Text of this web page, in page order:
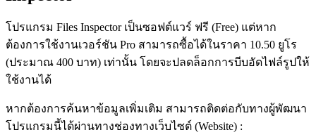
โปรแกรม Files Inspector เป็นซอฟต์แวร์ ฟรี (Free) แต่หาก
ต้องการใช้งานเวอร์ชัน Pro สามารถซื้อได้ในราคา 10.50 ยูโร
(ประมาณ 400 บาท) เท่านั้น โดยจะปลดล็อกการบีบอัดไฟล์รูปให้
ใช้งานได้
หากต้องการค้นหาข้อมูลเพิ่มเติม สามารถติดต่อกับทางผู้พัฒนา
โปรแกรมนี้ได้ผ่านทางช่องทางเว็บไซต์ (Website) :